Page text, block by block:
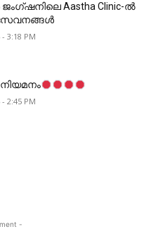
ജംഗ്ഷനിലെ Aastha Clinic-ൽ
3:18 PM
2:45 PM
-